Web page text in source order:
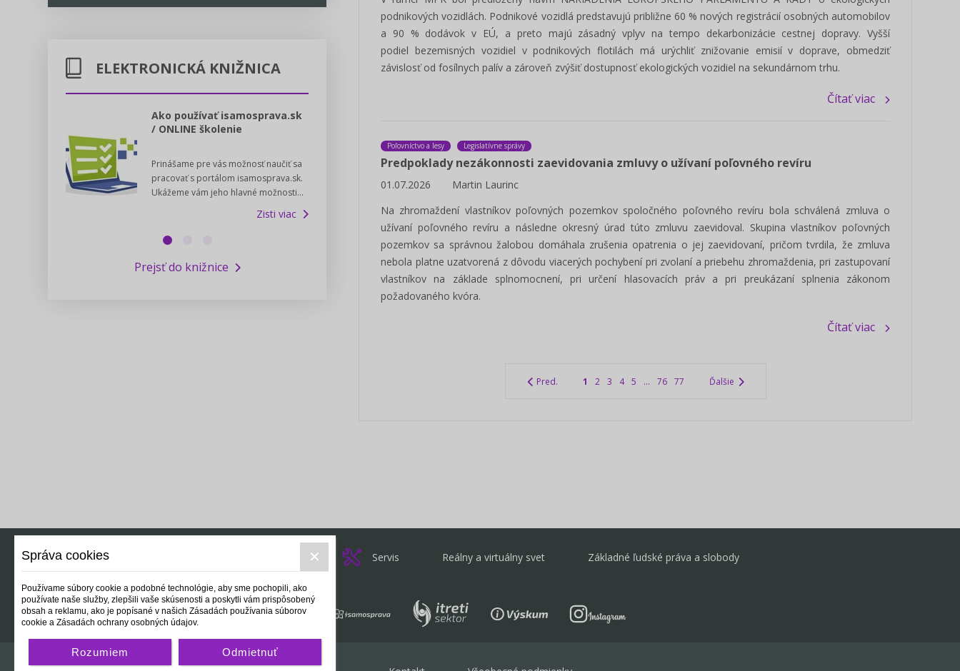
ELEKTRONICKÁ KNIŽNICA
Ako používať isamosprava.sk
/ ONLINE školenie
Prinášame pre vás možnosť naučiť sa
pracovať s portálom isamosprava.sk.
Ukážeme vám jeho hlavné možnosti...
Zisti viac
Pripravili sme prehľadný manál pre
predsedu VÚC v komunálnych...
Zisti viac
kandidátov na funkciu poslanca obce,
Prejsť do knižnice
podnikových vozidlách. Podnikové vozidlá predstavujú približne 60 % nových registrácií osobných automobilov
a 90 % dodávok v EÚ, a preto majú zásadný vplyv na tempo dekarbonizácie cestnej dopravy. Vyšší
podiel bezemisných vozidiel v podnikových flotilách má urýchliť znižovanie emisií v doprave, obmedziť
závislosť od fosílnych palív a zároveň zvýšiť dostupnosť ekologických vozidiel na sekundárnom trhu.
Čítať viac
Poľovníctvo a lesy Legislatívne správy
Predpoklady nezákonnosti zaevidovania zmluvy o užívaní poľovného revíru
01.07.2026
Martin Laurinc
Na zhromaždení vlastníkov poľovných pozemkov spoločného poľovného revíru bola schválená zmluva o
užívaní poľovného revíru a následne okresný úrad túto zmluvu zaevidoval. Skupina vlastníkov poľovných
pozemkov sa správnou žalobou domáhala zrušenia opatrenia o jej zaevidovaní, pričom tvrdila, že zmluva
nebola platne uzatvorená z dôvodu viacerých pochybení pri zvolaní a priebehu zhromaždenia, pri zastupovaní
vlastníkov na základe splnomocnení, pri určení hlasovacích práv a pri preukázaní splnenia zákonom
požadovaného kvóra.
Čítať viac
Pred. 1 2 3 4 5 ... 76 77 Ďalšie
Servis Reálny a virtuálny svet Základné ľudské práva a slobody
Správa cookies
Používame súbory cookie a podobné technológie, aby sme pochopili, ako
používate naše služby, zlepšili vaše skúsenosti a poskytli vám prispôsobený
obsah a reklamu, ako je popísané v našich Zásadách používania súborov
cookie a Zásadách ochrany osobných údajov.
Rozumiem Odmietnuť